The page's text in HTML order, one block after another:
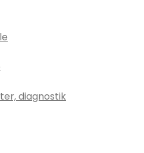
diagnostik